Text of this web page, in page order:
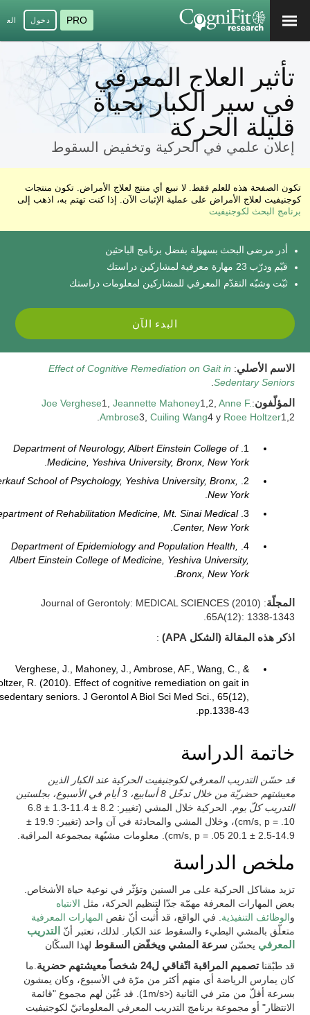
PRO دخول
تأثير العلاج المعرفي
في سير الكبار بحياة
قليلة الحركة
إعلان علمي في الحركية وتخفيض السقوط
تكون الصفحة هذه للعلم فقط. لا نبيع أي منتج لعلاج الأمراض. تكون منتجات
كوجنيفيت لعلاج الأمراض على عملية الإثبات الآن. إذا كنت تهتم به، اذهب إلى
برنامج البحث لكوجنيفيت
أدر مرضى البحث بسهولة بفضل برنامج الباحثين
قيّم ودرّب 23 مهارة معرفية لمشاركين دراستك
ثبّت وشبّه التقدّم المعرفي للمشاركين لمعلومات دراستك
البدء الآن
الاسم الأصلي:
Effect of Cognitive Remediation on Gait in
Sedentary Seniors
المؤلّفون:
Joe Verghese1, Jeannette Mahoney1,2, Anne F.
Ambrose3, Cuiling Wang4 y Roee Holtzer1,2.
1.
Department of Neurology, Albert Einstein College of
Medicine, Yeshiva University, Bronx, New York
2.
School of Psychology, Yeshiva University, Bronx,
New York
3.
of Rehabilitation Medicine, Mt. Sinai Medical
Center, New York
4.
Department of Epidemiology and Population Health,
Albert Einstein College of Medicine, Yeshiva University,
Bronx, New York
المجلّة
: Journal of Gerontoly: MEDICAL SCIENCES (2010)
65A(12): 1338-1343.
اذكر هذه المقالة (الشكل APA)
:
Verghese, J., Mahoney, J., Ambrose, AF., Wang, C., &
R. (2010). Effect of cognitive remediation on gait in
sedentary seniors. J Gerontol A Biol Sci Med Sci., 65(12),
pp.1338-43.
خاتمة الدراسة
قد حسّن التدريب المعرفي لكوجنيفيت الحركية عند الكبار الذين
معيشتهم حضريّة من خلال تدخّل 8 أسابيع، 3 أيام في الأسبوع، بجلستين
التدريب كلّ يوم
. الحركية خلال المشي (تغيير: 8.2 ± 11.4-1.3 ± 6.8
cm/s, p = .10)، وخلال المشي والمحادثة في آن واحد (تغيير: 19.9 ±
14.9-2.5 ± 20.1 cm/s, p = .05). معلومات مشبّهة بمجموعة المراقبة.
ملخص الدراسة
تزيد مشاكل الحركية على مر السنين وتؤثّر في نوعية حياة الأشخاص.
بعض المهارات المعرفة مهمّة جدّا لتنظيم الحركة، مثل الانتباه
والوظائف التنفيذية . في الواقع، قد أُثبت أنّ نقص المهارات المعرفية
متعلّق بالمشي البطيء والسقوط عند الكبار. لذلك، نعتبر أنّ
التدريب
المعرفي يحسّن سرعة المشي ويخفّض السقوط لهذا السكّان
قد طبّقناتصميم المراقبة اتّفاقي ل24 شخصاً معيشتهم حضرية
.ما
كان يمارس الرياضة أي منهم أكثر من مرّة في الأسبوع، وكان يمشون
بسرعة أقلّ من متر في الثانية (<1m/s). قد عُيّن لهم مجموع "قائمة
الانتظار" أو مجموعة برنامج التدريب المعرفي المعلوماتيّ لكوجنيفيت